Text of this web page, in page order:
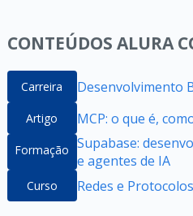
CONTEÚDOS ALURA
Carreira Desenvolvimento
Artigo MCP: o que é,
Formação Supabase:
e agentes de IA
Curso Redes e